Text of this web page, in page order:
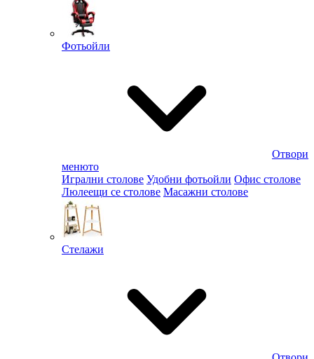
Фотьойли
Отвори
менюто
Игрални столове Удобни фотьойли Офис столове
Люлеещи се столове Масажни столове
Стелажи